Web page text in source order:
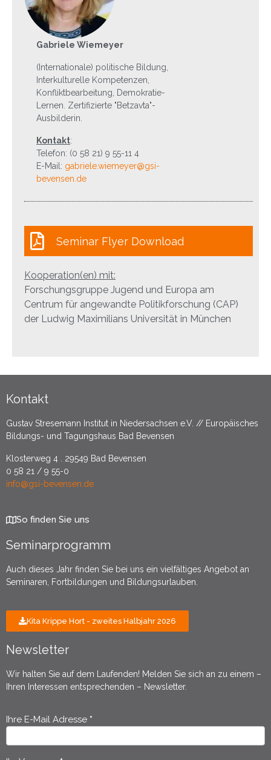
Gabriele Wiemeyer
(Internationale) politische Bildung,
Interkulturelle Kompetenzen,
Konfliktbearbeitung, Demokratie-
Lernen. Zertifizierte "Betzavta"-
Ausbilderin.
Kontakt:
Telefon: (0 58 21) 9 55-11 4
E-Mail: gabriele.wiemeyer@gsi-
bevensen.de
Seminar Flyer Download
Kooperation(en) mit:
Forschungsgruppe Jugend und Europa am
Centrum für angewandte Politikforschung (CAP)
der Ludwig Maximilians Universität in München
Kontakt
Gustav Stresemann Institut in Niedersachsen e.V. // Europäisches
Bildungs- und Tagungshaus Bad Bevensen
Klosterweg 4 . 29549 Bad Bevensen
0 58 21 / 9 55-0
info@gsi-bevensen.de
So finden Sie uns
Seminarprogramm
Auch dieses Jahr finden Sie bei uns ein vielfältiges Angebot an
Seminaren, Fortbildungen und Bildungsurlauben.
Kita Krippe Hort - zweites Halbjahr 2026
Newsletter
Wir halten Sie auf dem Laufenden! Melden Sie sich an zu einem –
Ihren Interessen entsprechenden – Newsletter.
Newsletter
Anmeldung
Ihre E-Mail Adresse *